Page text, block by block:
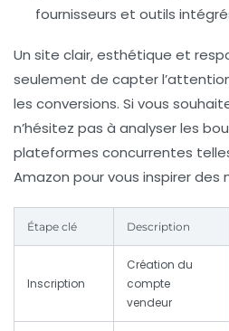
fournisseurs et outils
Un site clair, esthétique et
seulement de capter
les conversions. Si vous
n’hésitez pas à analyser les
plateformes concurrentes
Amazon pour vous inspirer des
Étape clé Description
Inscription
Création du
compte
vendeur